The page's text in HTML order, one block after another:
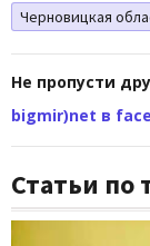
Черновицкая
Не пропусти
bigmir)net в
Статьи по